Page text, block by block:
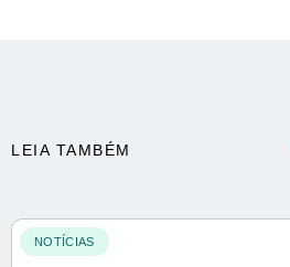
LEIA TAMBÉM
NOTÍCIAS